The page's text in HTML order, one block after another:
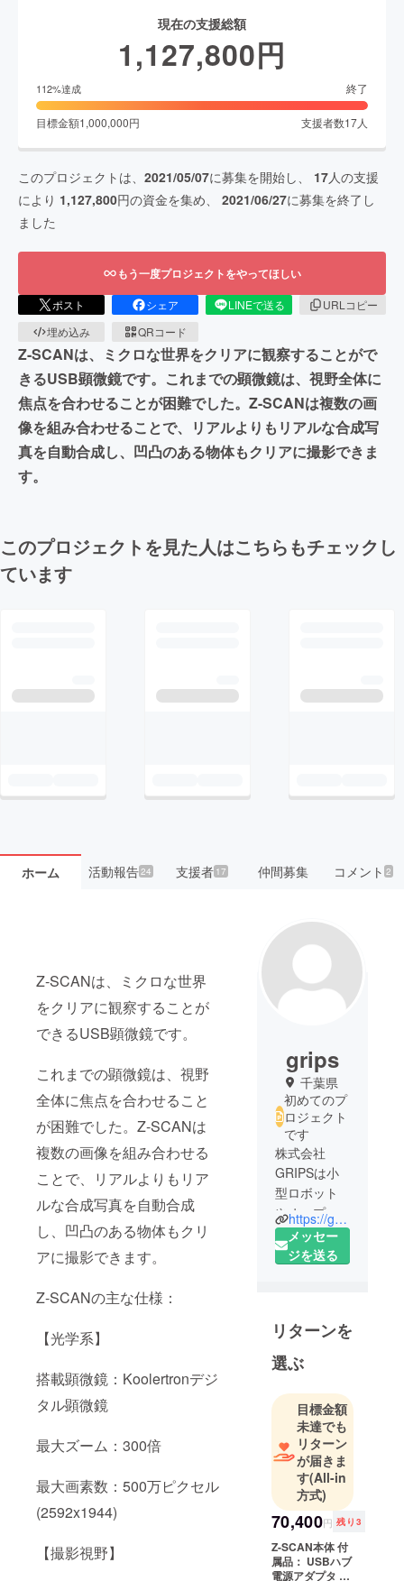
現在の支援総額
1,127,800円
112%達成 終了
目標金額1,000,000円 支援者数17人
このプロジェクトは、 2021/05/07に募集を開始し、 17人の支援
により 1,127,800円の資金を集め、 2021/06/27に募集を終了し
ました
もう一度プロジェクトをやってほしい
ポスト シェア LINEで送る
URLコピー
埋め込み
QRコード
Z-SCANは、ミクロな世界をクリアに観察することがで
きるUSB顕微鏡です。これまでの顕微鏡は、視野全体に
焦点を合わせることが困難でした。Z-SCANは複数の画
像を組み合わせることで、リアルよりもリアルな合成写
真を自動合成し、凹凸のある物体もクリアに撮影できま
す。
このプロジェクトを見た人はこちらもチェックし
ています
ホーム 活動報告24 支援者 17 仲間募集 コメント2
Z-SCANは、ミクロな世界
をクリアに観察することが
できるUSB顕微鏡です。
これまでの顕微鏡は、視野
全体に焦点を合わせること
が困難でした。Z-SCANは
複数の画像を組み合わせる
ことで、リアルよりもリア
ルな合成写真を自動合成
し、凹凸のある物体もクリ
アに撮影できます。
Z-SCANの主な仕様：
【光学系】
搭載顕微鏡：Koolertronデジ
タル顕微鏡
最大ズーム：300倍
最大画素数：500万ピクセル
(2592x1944)
【撮影視野】
grips
千葉県
初めてのプ
ロジェクト
です
株式会社
GRIPSは小
型ロボット
やオープン
ソース技術
を組み合わ
供していま
す。弊社の
ソリュー
ションはす
でに多くの
モノづくり
企業にご活
用いただい
ておりま
す。
また、生産
技術現場で
の知見をも
https://grips.co.jp/
メッセー
ジを送る
リターンを
選ぶ
目標金額
未達でも
リターン
が届きま
す(All-in
方式)
70,400円 残り3
Z-SCAN本体 付
属品： USBハブ
電源アダプタ 製